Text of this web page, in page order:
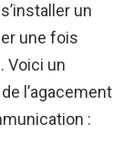
un
une fois
Voici un
l’agacement
: